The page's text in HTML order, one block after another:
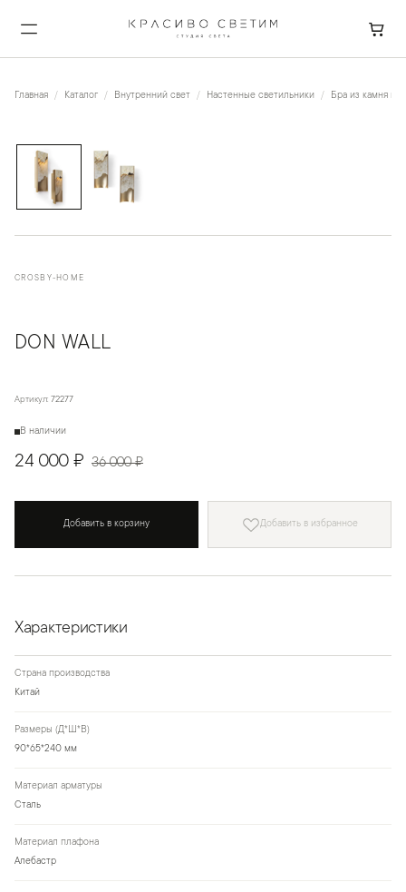
Главная Каталог Внутренний свет Настенные светильники Бра из камня и
CROSBY-HOME
DON WALL
Артикул: 72277
В наличии
24 000 ₽ 36 000 ₽
Добавить в корзину Добавить в избранное
Характеристики
Страна производства
Китай
Размеры (Д*Ш*В)
90*65*240 мм
Материал арматуры
Сталь
Материал плафона
Алебастр